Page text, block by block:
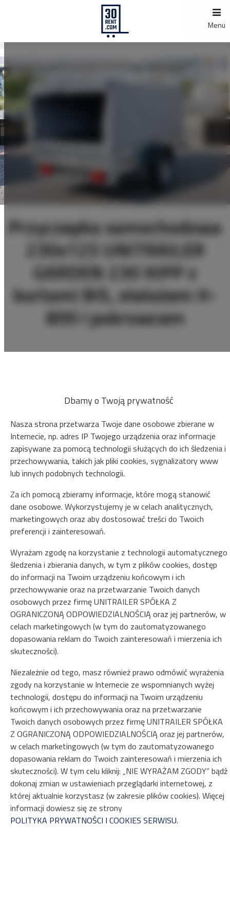
Menu
Przyczepka samochodowa
230x125 UNITRAILER
GARDEN 230 KIPP z
burtami BIS, stelażem H-
800 i pokrowcem
40.00 zł
Zobacz cennik
Gwarancja najniższej ceny przyczep tylko na naszej stronie www
Natychmiastowe potwierdzenie rezerwacji (płatność online)
Gwarantujemy pełne bezpieczeństwo transakcji
ZOBACZ NA MAPIE
ZAREZERWUJ
Właściwości
Dbamy o Twoją prywatność
Nasza strona przetwarza Twoje dane osobowe zbierane w
Internecie, np. adres IP Twojego urządzenia oraz informacje
zapisywane za pomocą technologii służących do ich śledzenia i
przechowywania, takich jak pliki cookies, sygnalizatory www
lub innych podobnych technologii.
Za ich pomocą zbieramy informacje, które mogą stanowić
dane osobowe. Wykorzystujemy je w celach analitycznych,
marketingowych oraz aby dostosować treści do Twoich
preferencji i zainteresowań.
Wyrażam zgodę na korzystanie z technologii automatycznego
śledzenia i zbierania danych, w tym z plików cookies, dostęp
do informacji na Twoim urządzeniu końcowym i ich
przechowywanie oraz na przetwarzanie Twoich danych
osobowych przez firmę UNITRAILER SPÓŁKA Z
OGRANICZONĄ ODPOWIEDZIALNOŚCIĄ oraz jej partnerów, w
celach marketingowych (w tym do zautomatyzowanego
dopasowania reklam do Twoich zainteresowań i mierzenia ich
skuteczności).
Niezależnie od tego, masz również prawo odmówić wyrażenia
zgody na korzystanie w Internecie ze wspomnianych wyżej
technologii, dostępu do informacji na Twoim urządzeniu
końcowym i ich przechowywania oraz na przetwarzanie
Twoich danych osobowych przez firmę UNITRAILER SPÓŁKA
Z OGRANICZONĄ ODPOWIEDZIALNOŚCIĄ oraz jej partnerów,
w celach marketingowych (w tym do zautomatyzowanego
dopasowania reklam do Twoich zainteresowań i mierzenia ich
skuteczności). W tym celu kliknij: „NIE WYRAŻAM ZGODY” bądź
dokonaj zmian w ustawieniach przeglądarki internetowej, z
której aktualnie korzystasz (w zakresie plików cookies). Więcej
informacji dowiesz się ze strony
POLITYKA PRYWATNOŚCI I COOKIES SERWISU.